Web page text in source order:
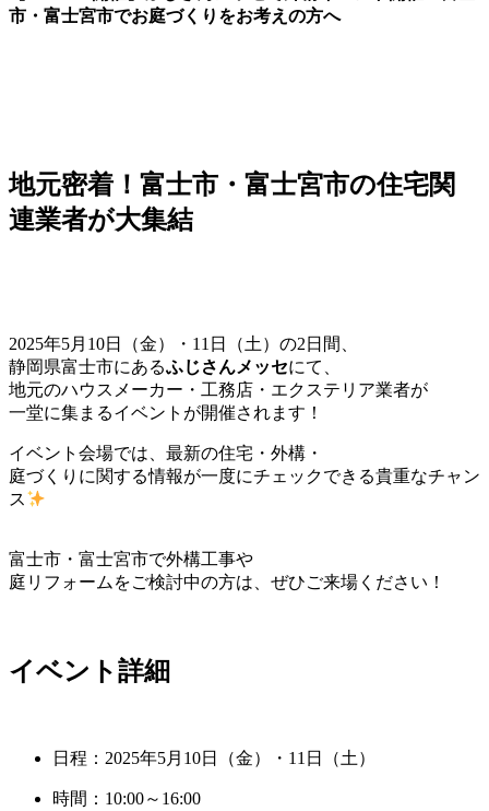
市・富士宮市でお庭づくりをお考えの方へ
地元密着！富士市・富士宮市の住宅関
連業者が大集結
2025年5月10日（金）・11日（土）の2日間、
静岡県富士市にあるふじさんメッセにて、
地元のハウスメーカー・工務店・エクステリア業者が
一堂に集まるイベントが開催されます！
イベント会場では、最新の住宅・外構・
庭づくりに関する情報が一度にチェックできる貴重なチャン
ス
富士市・富士宮市で外構工事や
庭リフォームをご検討中の方は、ぜひご来場ください！
イベント詳細
日程：2025年5月10日（金）・11日（土）
時間：10:00～16:00